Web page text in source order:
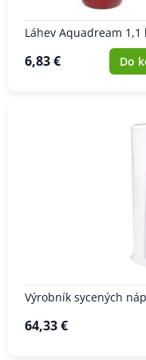
Láhev Aquadream 1,1 l
6,83 € Do
Výrobník sycených
64,33 €